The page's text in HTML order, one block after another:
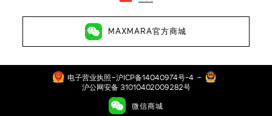
微信商城
MAXMARA官方商城
电子营业执照- 沪ICP备14040974号-4 -
沪公网安备 31010402009282号
©2026琳玛（上海）贸易有限公司 保留所有权利 地址：上海市徐汇区
长乐路989号43层